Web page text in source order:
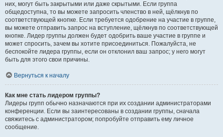
них, могут быть закрытыми или даже скрытыми. Если группа
общедоступна, то вы можете запросить членство в ней, щёлкнув по
соответствующей кнопке. Если требуется одобрение на участие в группе,
вы можете отправить запрос на вступление, щёлкнув по соответствующей
кнопке. Лидер группы должен будет одобрить ваше участие в группе и
может спросить, зачем вы хотите присоединиться. Пожалуйста, не
беспокойте лидера группы, если он отклонил ваш запрос; у него могут
быть для этого свои причины.
Вернуться к началу
Как мне стать лидером группы?
Лидеры групп обычно назначаются при их создании администраторами
конференции. Если вы заинтересованы в создании группы, сначала
свяжитесь с администратором; попробуйте отправить ему личное
сообщение.